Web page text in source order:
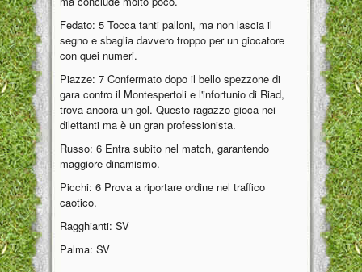
Fedato: 5 Tocca tanti palloni, ma non lascia il
segno e sbaglia davvero troppo per un giocatore
con quei numeri.
Piazze: 7 Confermato dopo il bello spezzone di
gara contro il Montespertoli e l'infortunio di Riad,
trova ancora un gol. Questo ragazzo gioca nei
dilettanti ma è un gran professionista.
Russo: 6 Entra subito nel match, garantendo
maggiore dinamismo.
Picchi: 6 Prova a riportare ordine nel traffico
caotico.
Ragghianti: SV
Palma: SV